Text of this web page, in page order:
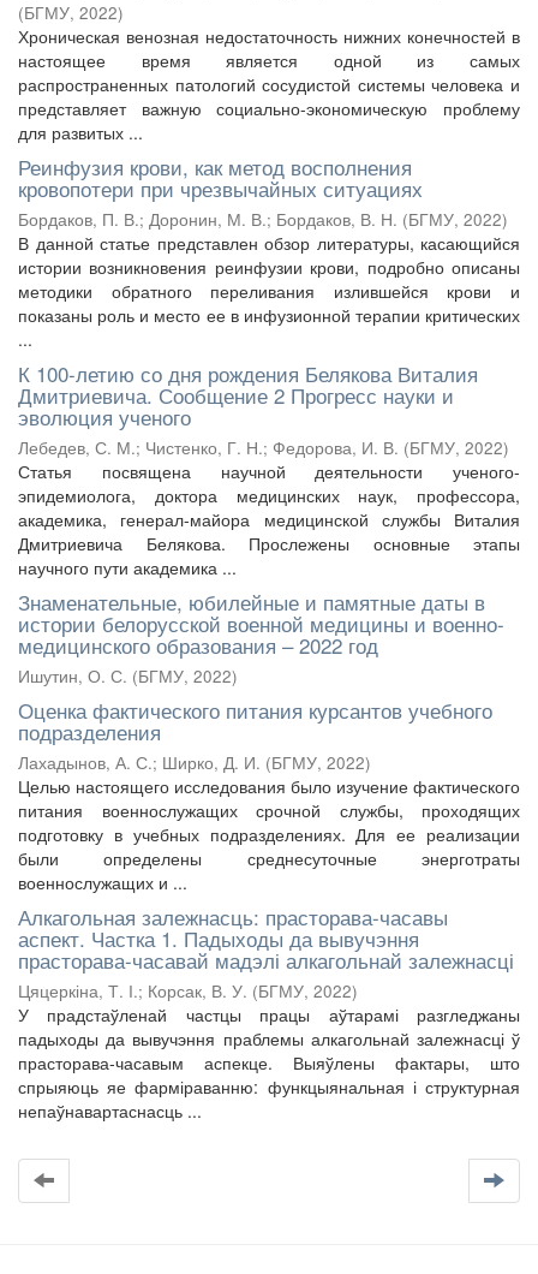
(БГМУ, 2022)
Хроническая венозная недостаточность нижних конечностей в
настоящее время является одной из самых
распространенных патологий сосудистой системы человека и
представляет важную социально-экономическую проблему
для развитых ...
Реинфузия крови, как метод восполнения
кровопотери при чрезвычайных ситуациях
Бордаков, П. В.; Доронин, М. В.; Бордаков, В. Н. (БГМУ, 2022)
В данной статье представлен обзор литературы, касающийся
истории возникновения реинфузии крови, подробно описаны
методики обратного переливания излившейся крови и
показаны роль и место ее в инфузионной терапии критических
...
К 100-летию со дня рождения Белякова Виталия
Дмитриевича. Сообщение 2 Прогресс науки и
эволюция ученого
Лебедев, С. М.; Чистенко, Г. Н.; Федорова, И. В. (БГМУ, 2022)
Статья посвящена научной деятельности ученого-
эпидемиолога, доктора медицинских наук, профессора,
академика, генерал-майора медицинской службы Виталия
Дмитриевича Белякова. Прослежены основные этапы
научного пути академика ...
Знаменательные, юбилейные и памятные даты в
истории белорусской военной медицины и военно-
медицинского образования – 2022 год
Ишутин, О. С. (БГМУ, 2022)
Оценка фактического питания курсантов учебного
подразделения
Лахадынов, А. С.; Ширко, Д. И. (БГМУ, 2022)
Целью настоящего исследования было изучение фактического
питания военнослужащих срочной службы, проходящих
подготовку в учебных подразделениях. Для ее реализации
были определены среднесуточные энерготраты
военнослужащих и ...
Алкагольная залежнасць: прасторава-часавы
аспект. Частка 1. Падыходы да вывучэння
прасторава-часавай мадэлі алкагольнай залежнасці
Цяцеркіна, Т. І.; Корсак, В. У. (БГМУ, 2022)
У прадстаўленай частцы працы аўтарамі разгледжаны
падыходы да вывучэння праблемы алкагольнай залежнасці ў
прасторава-часавым аспекце. Выяўлены фактары, што
спрыяюць яе фарміраванню: функцыянальная і структурная
непаўнавартаснасць ...